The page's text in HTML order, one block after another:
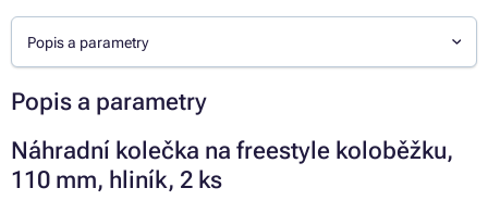
Popis a parametry
Popis a parametry
Náhradní kolečka na freestyle koloběžku,
110 mm, hliník, 2 ks